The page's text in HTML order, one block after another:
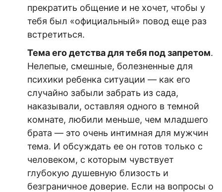
прекратить общение и не хочет, чтобы у
тебя был «официальный» повод еще раз
встретиться.
Тема его детства для тебя под запретом.
Нелепые, смешные, болезненные для
психики ребенка ситуации — как его
случайно забыли забрать из сада,
наказывали, оставляя одного в темной
комнате, любили меньше, чем младшего
брата — это очень интимная для мужчин
тема. И обсуждать ее он готов только с
человеком, с которым чувствует
глубокую душевную близость и
безграничное доверие. Если на вопросы о